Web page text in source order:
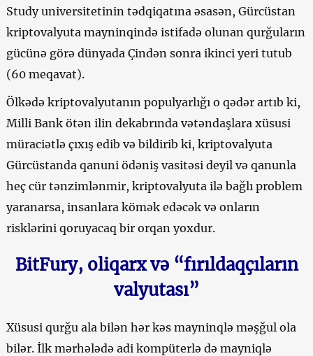
Study universitetinin tədqiqatına əsasən, Gürcüstan
kriptovalyuta mayninqində istifadə olunan qurğuların
gücünə görə dünyada Çindən sonra ikinci yeri tutub
(60 meqavat).
Ölkədə kriptovalyutanın populyarlığı o qədər artıb ki,
Milli Bank ötən ilin dekabrında vətəndaşlara xüsusi
müraciətlə çıxış edib və bildirib ki, kriptovalyuta
Gürcüstanda qanuni ödəniş vasitəsi deyil və qanunla
heç cür tənzimlənmir, kriptovalyuta ilə bağlı problem
yaranarsa, insanlara kömək edəcək və onların
risklərini qoruyacaq bir orqan yoxdur.
BitFury, oliqarx və “fırıldaqçıların
valyutası”
Xüsusi qurğu ala bilən hər kəs mayninqlə məşğul ola
bilər. İlk mərhələdə adi kompüterlə də mayniqlə